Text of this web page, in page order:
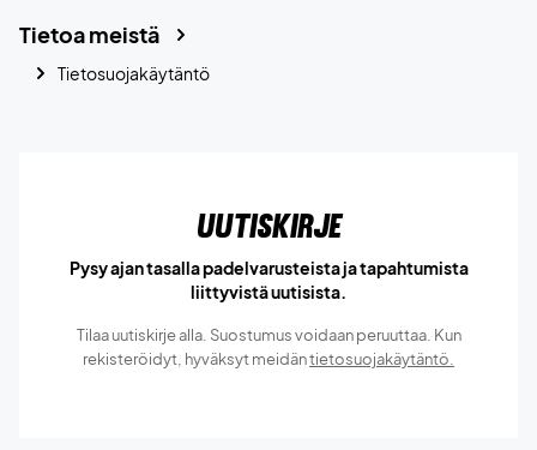
Tietoa meistä
Tietosuojakäytäntö
Uutiskirje
Pysy ajan tasalla padelvarusteista ja tapahtumista
liittyvistä uutisista.
Tilaa uutiskirje alla. Suostumus voidaan peruuttaa. Kun
rekisteröidyt, hyväksyt meidäntietosuojakäytäntö.